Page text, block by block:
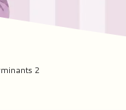
2